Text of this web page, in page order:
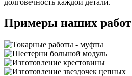
Примеры наших работ